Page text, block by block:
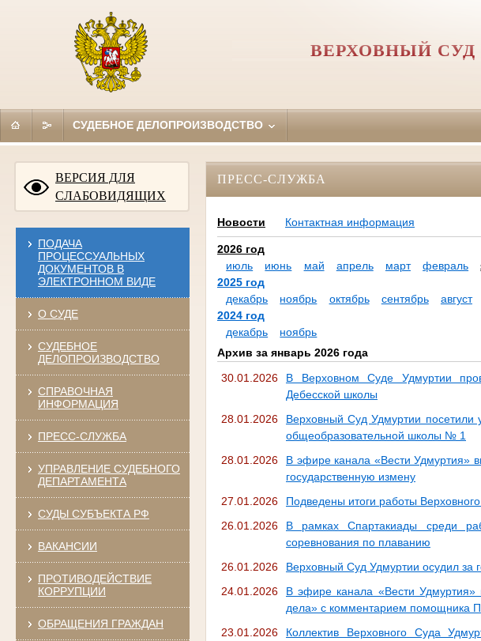
ВЕРХОВНЫЙ
СУДЕБНОЕ ДЕЛОПРОИЗВОДСТВО
ВЕРСИЯ ДЛЯ
СЛАБОВИДЯЩИХ
ПОДАЧА
ПРОЦЕССУАЛЬНЫХ
ДОКУМЕНТОВ В
ЭЛЕКТРОННОМ ВИДЕ
О СУДЕ
СУДЕБНОЕ
ДЕЛОПРОИЗВОДСТВО
СПРАВОЧНАЯ
ИНФОРМАЦИЯ
ПРЕСС-СЛУЖБА
УПРАВЛЕНИЕ СУДЕБНОГО
ДЕПАРТАМЕНТА
СУДЫ СУБЪЕКТА РФ
ВАКАНСИИ
ПРОТИВОДЕЙСТВИЕ
КОРРУПЦИИ
ОБРАЩЕНИЯ ГРАЖДАН
ПРЕСС-СЛУЖБА
Новости Контактная информация
2026 год
июль
июнь май апрель март февраль
2025 год
декабрь
ноябрь октябрь сентябрь август
2024 год
декабрь
ноябрь
Архив за январь 2026 года
30.01.2026
В Верховном Суде Удмуртии
Дебесской школы
28.01.2026
Верховный Суд Удмуртии посетили
общеобразовательной школы № 1
28.01.2026
В эфире канала «Вести Удмуртия»
государственную измену
27.01.2026
Подведены итоги работы
26.01.2026
В рамках Спартакиады среди
соревнования по плаванию
26.01.2026
Верховный Суд Удмуртии осудил за
24.01.2026
В эфире канала «Вести
дела» с комментарием помощника
23.01.2026
Коллектив Верховного Суда